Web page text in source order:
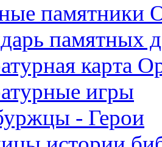
памятники
памятных
карта
игры
- Герои